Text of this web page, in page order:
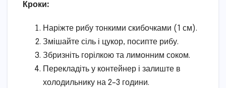
Кроки:
Наріжте рибу тонкими скибочками (1 см).
Змішайте сіль і цукор, посипте рибу.
Збризніть горілкою та лимонним соком.
Перекладіть у контейнер і залиште в
холодильнику на 2–3 години.